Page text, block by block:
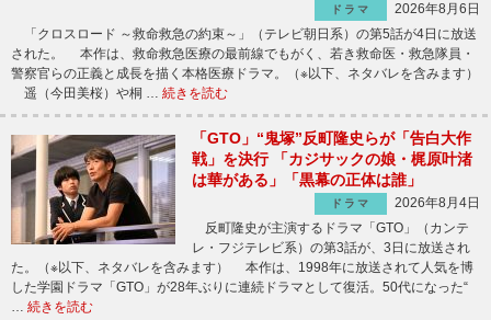
ドラマ
2026年8月6日
「クロスロード ～救命救急の約束～」（テレビ朝日系）の第5話が4日に放送
された。 本作は、救命救急医療の最前線でもがく、若き救命医・救急隊員・
警察官らの正義と成長を描く本格医療ドラマ。（※以下、ネタバレを含みます）
遥（今田美桜）や桐 … 続きを読む
「GTO」“鬼塚”反町隆史らが「告白大作
戦」を決行 「カジサックの娘・梶原叶渚
は華がある」「黒幕の正体は誰」
ドラマ
2026年8月4日
反町隆史が主演するドラマ「GTO」（カンテ
レ・フジテレビ系）の第3話が、3日に放送され
た。（※以下、ネタバレを含みます） 本作は、1998年に放送されて人気を博
した学園ドラマ「GTO」が28年ぶりに連続ドラマとして復活。50代になった“
… 続きを読む